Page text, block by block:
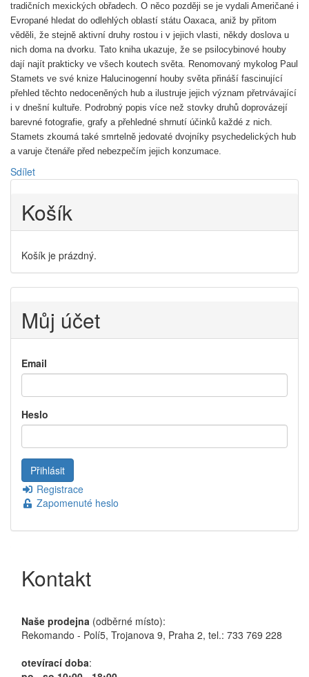
tradičních mexických obřadech. O něco později se je vydali Američané i
Evropané hledat do odlehlých oblastí státu Oaxaca, aniž by přitom
věděli, že stejně aktivní druhy rostou i v jejich vlasti, někdy doslova u
nich doma na dvorku. Tato kniha ukazuje, že se psilocybinové houby
dají najít prakticky ve všech koutech světa. Renomovaný mykolog Paul
Stamets ve své knize Halucinogenní houby světa přináší fascinující
přehled těchto nedoceněných hub a ilustruje jejich význam přetrvávající
i v dnešní kultuře. Podrobný popis více než stovky druhů doprovázejí
barevné fotografie, grafy a přehledné shrnutí účinků každé z nich.
Stamets zkoumá také smrtelně jedovaté dvojníky psychedelických hub
a varuje čtenáře před nebezpečím jejich konzumace.
Sdílet
Košík
Košík je prázdný.
Můj účet
Email
Heslo
Registrace
Zapomenuté heslo
Kontakt
Naše prodejna (odběrné místo):
Rekomando - Polí5, Trojanova 9, Praha 2, tel.: 733 769 228
otevírací doba: